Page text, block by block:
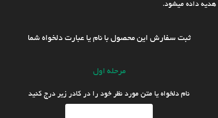
هدیه داده میشود.
ثبت سفارش این محصول با نام یا عبارت دلخواه شما
مرحله اول
نام دلخواه یا متن مورد نظر خود را در کادر زیر درج کنید